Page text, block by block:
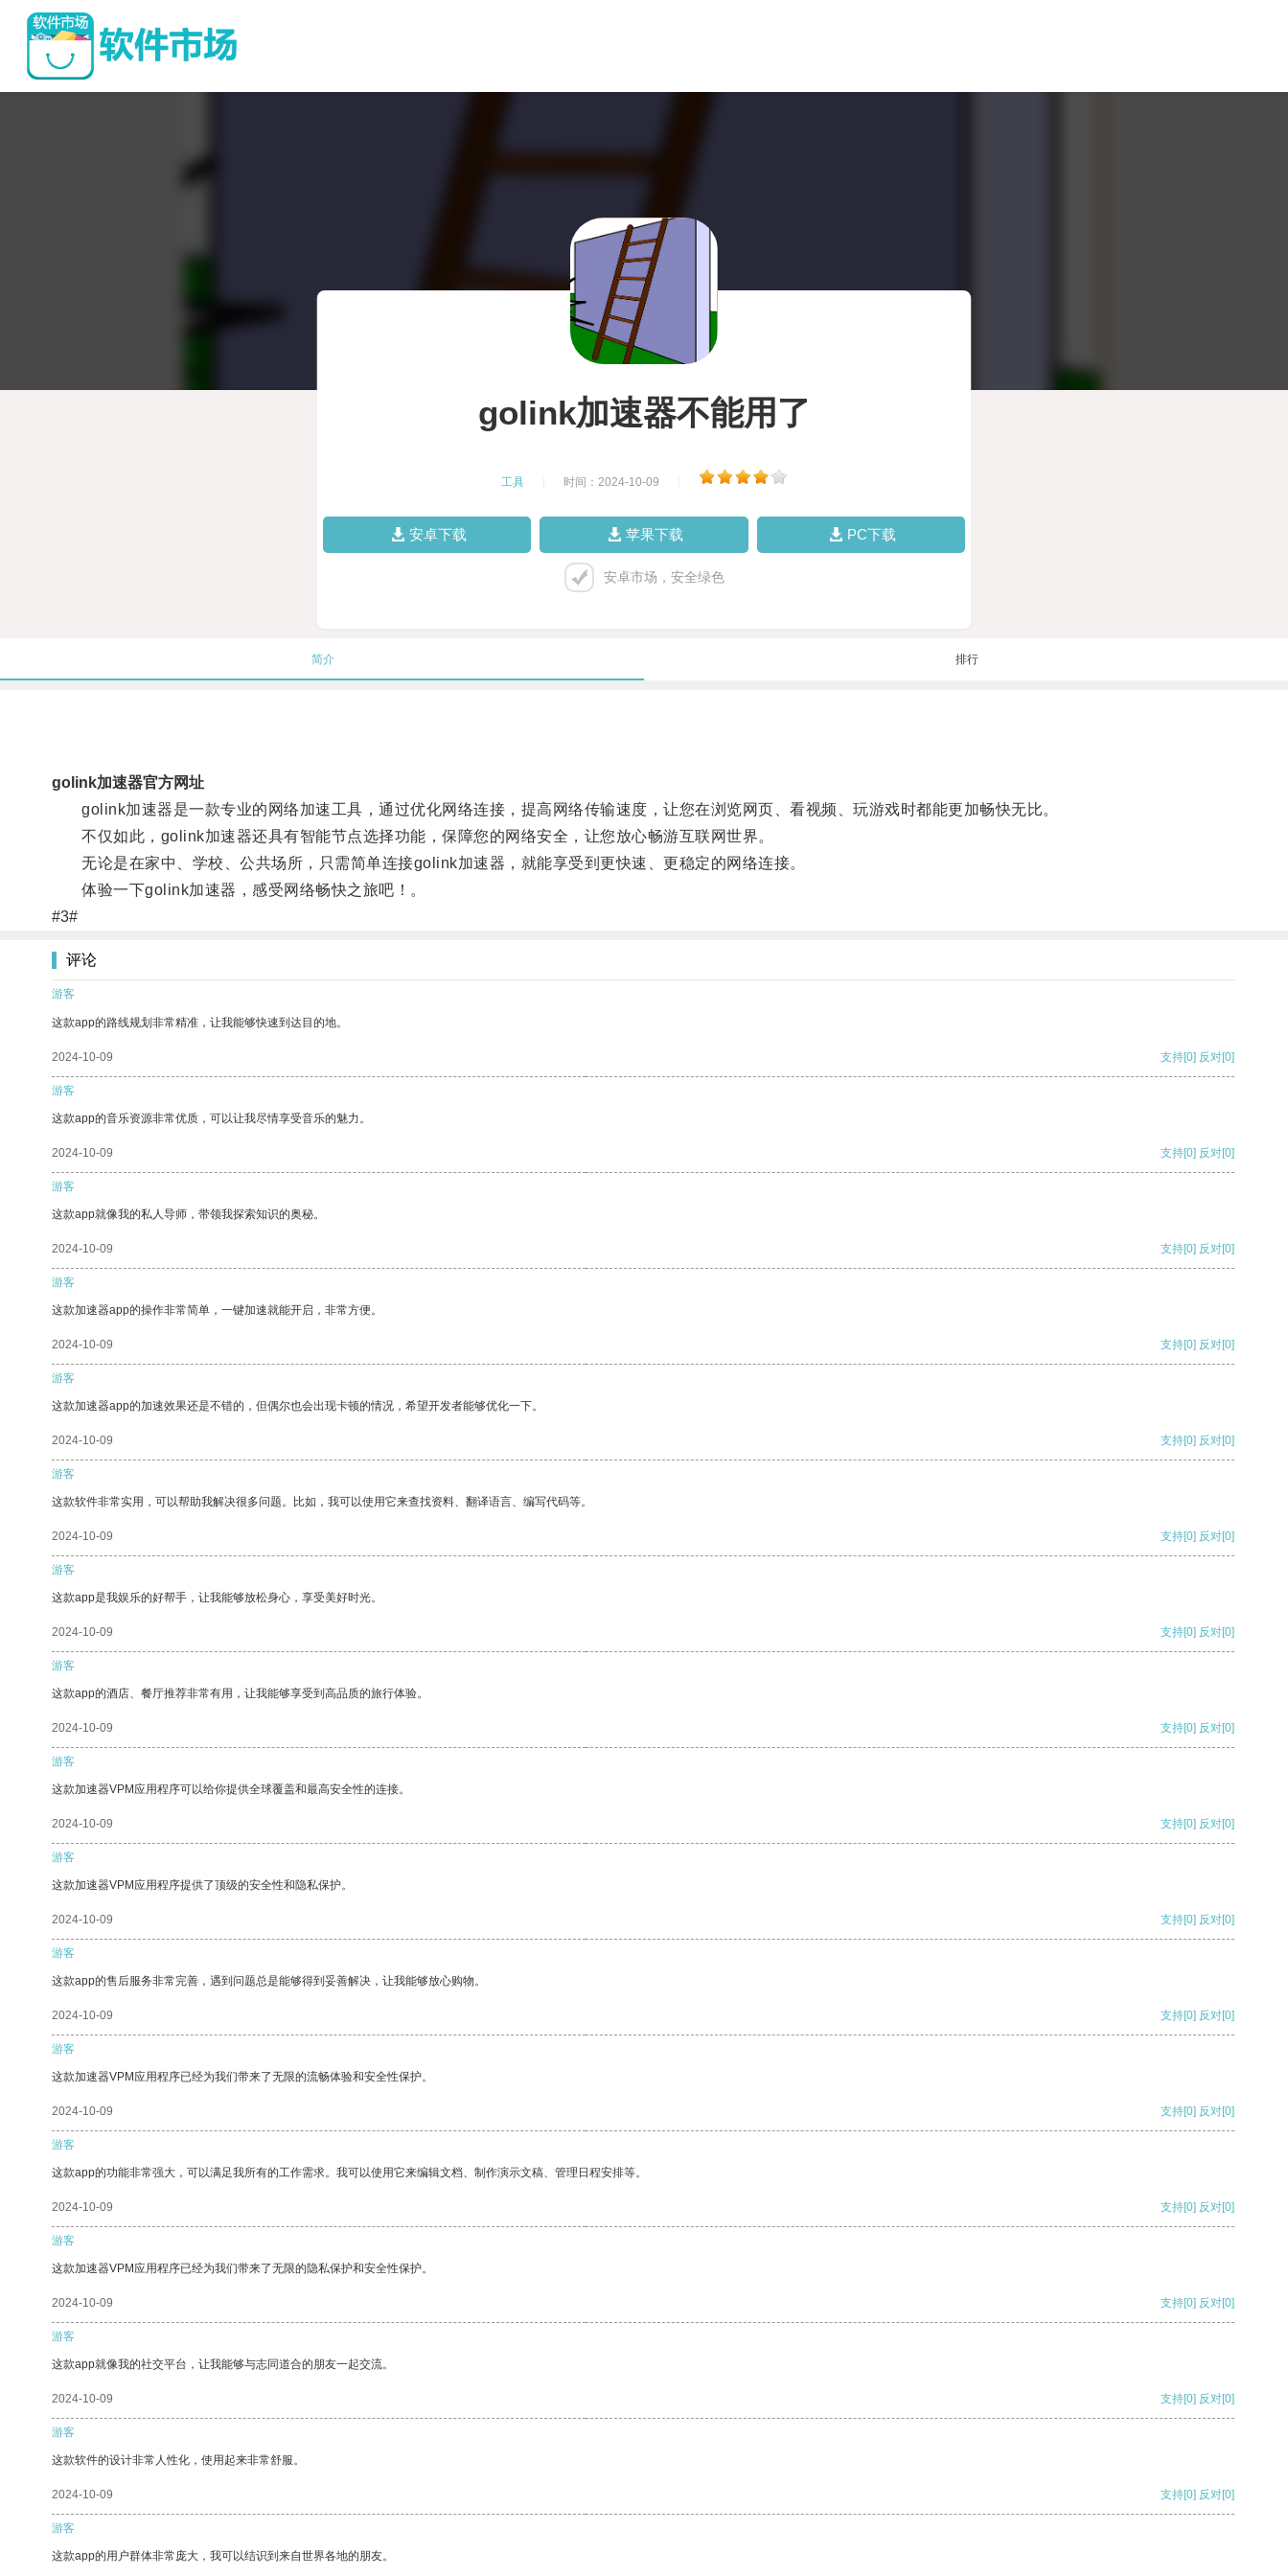
golink加速器不能用了
工具 时间：2024-10-09
安卓下载 苹果下载 PC下载
安卓市场，安全绿色
简介 排行
golink加速器官方网址
golink加速器是一款专业的网络加速工具，通过优化网络连接，提高网络传输速度，让您在浏览网页、看视频、玩游戏时都能更加畅快无比。
不仅如此，golink加速器还具有智能节点选择功能，保障您的网络安全，让您放心畅游互联网世界。
无论是在家中、学校、公共场所，只需简单连接golink加速器，就能享受到更快速、更稳定的网络连接。
体验一下golink加速器，感受网络畅快之旅吧！。
#3#
评论
游客
这款app的路线规划非常精准，让我能够快速到达目的地。
2024-10-09 支持[0] 反对[0]
游客
这款app的音乐资源非常优质，可以让我尽情享受音乐的魅力。
2024-10-09 支持[0] 反对[0]
游客
这款app就像我的私人导师，带领我探索知识的奥秘。
2024-10-09 支持[0] 反对[0]
游客
这款加速器app的操作非常简单，一键加速就能开启，非常方便。
2024-10-09 支持[0] 反对[0]
游客
这款加速器app的加速效果还是不错的，但偶尔也会出现卡顿的情况，希望开发者能够优化一下。
2024-10-09 支持[0] 反对[0]
游客
这款软件非常实用，可以帮助我解决很多问题。比如，我可以使用它来查找资料、翻译语言、编写代码等。
2024-10-09 支持[0] 反对[0]
游客
这款app是我娱乐的好帮手，让我能够放松身心，享受美好时光。
2024-10-09 支持[0] 反对[0]
游客
这款app的酒店、餐厅推荐非常有用，让我能够享受到高品质的旅行体验。
2024-10-09 支持[0] 反对[0]
游客
这款加速器VPM应用程序可以给你提供全球覆盖和最高安全性的连接。
2024-10-09 支持[0] 反对[0]
游客
这款加速器VPM应用程序提供了顶级的安全性和隐私保护。
2024-10-09 支持[0] 反对[0]
游客
这款app的售后服务非常完善，遇到问题总是能够得到妥善解决，让我能够放心购物。
2024-10-09 支持[0] 反对[0]
游客
这款加速器VPM应用程序已经为我们带来了无限的流畅体验和安全性保护。
2024-10-09 支持[0] 反对[0]
游客
这款app的功能非常强大，可以满足我所有的工作需求。我可以使用它来编辑文档、制作演示文稿、管理日程安排等。
2024-10-09 支持[0] 反对[0]
游客
这款加速器VPM应用程序已经为我们带来了无限的隐私保护和安全性保护。
2024-10-09 支持[0] 反对[0]
游客
这款app就像我的社交平台，让我能够与志同道合的朋友一起交流。
2024-10-09 支持[0] 反对[0]
游客
这款软件的设计非常人性化，使用起来非常舒服。
2024-10-09 支持[0] 反对[0]
游客
这款app的用户群体非常庞大，我可以结识到来自世界各地的朋友。